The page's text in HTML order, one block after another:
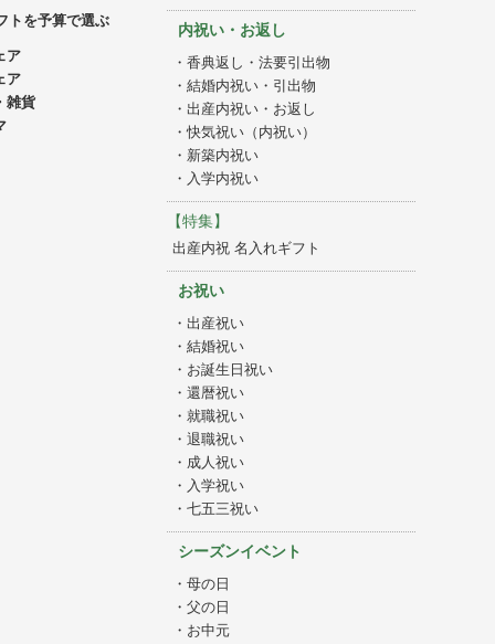
トを予算で選ぶ
ア
ア
雑貨
内祝い・お返し
・香典返し・法要引出物
・結婚内祝い・引出物
・出産内祝い・お返し
・快気祝い（内祝い）
・新築内祝い
・入学内祝い
【特集】
出産内祝 名入れギフト
お祝い
・出産祝い
・結婚祝い
・お誕生日祝い
・還暦祝い
・就職祝い
・退職祝い
・成人祝い
・入学祝い
・七五三祝い
シーズンイベント
・母の日
・父の日
・お中元